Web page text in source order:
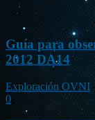
Guía para
2012 DA14
Exploración OVNI
0